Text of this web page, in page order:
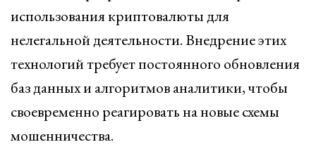
использования криптовалюты для
нелегальной деятельности. Внедрение этих
технологий требует постоянного обновления
баз данных и алгоритмов аналитики, чтобы
своевременно реагировать на новые схемы
мошенничества.